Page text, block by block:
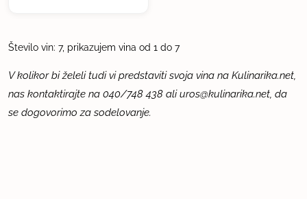
Število vin: 7, prikazujem vina od 1 do 7
V kolikor bi želeli tudi vi predstaviti svoja vina na Kulinarika.net,
nas kontaktirajte na 040/748 438 aliuros@kulinarika.net, da
se dogovorimo za sodelovanje.